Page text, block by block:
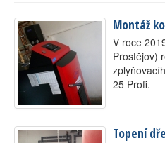
Certifikáty
Partneři
Kontakt
Montáž
V roce
Prostějov)
25 Profi.
Topení